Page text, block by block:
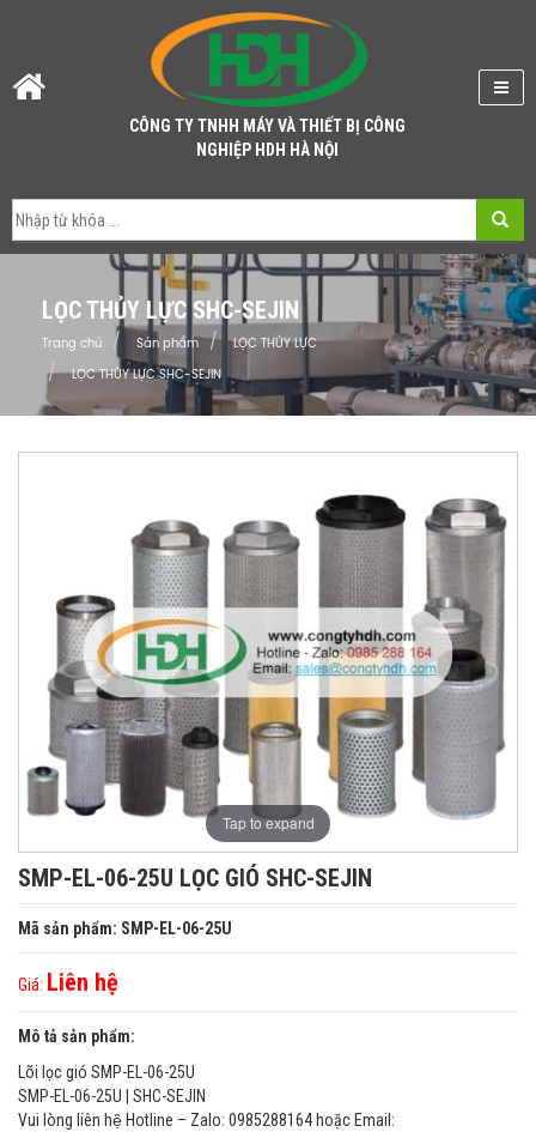
CÔNG TY TNHH MÁY VÀ THIẾT BỊ CÔNG
NGHIỆP HDH HÀ NỘI
LỌC THỦY LỰC SHC-SEJIN
Trang chủ Sản phẩm LỌC THỦY LỰC
LỌC THỦY LỰC SHC-SEJIN
Tap to expand
SMP-EL-06-25U LỌC GIÓ SHC-SEJIN
Mã sản phẩm: SMP-EL-06-25U
Giá: Liên hệ
Mô tả sản phẩm:
Lõi lọc gió SMP-EL-06-25U
SMP-EL-06-25U | SHC-SEJIN
Vui lòng liên hệ Hotline – Zalo: 0985288164 hoặc Email: